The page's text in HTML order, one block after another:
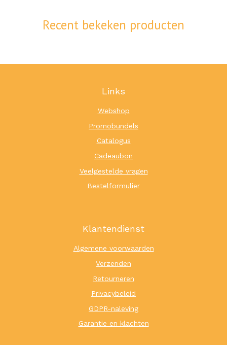
Recent bekeken producten
Links
Webshop
Promobundels
Catalogus
Cadeaubon
Veelgestelde vragen
Bestelformulier
Klantendienst
Algemene voorwaarden
Verzenden
Retourneren
Privacybeleid
GDPR-naleving
Garantie en klachten